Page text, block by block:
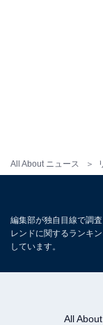
All About ニュース
編集部が独自目線で調
レンドに関するランキ
しています。
All About